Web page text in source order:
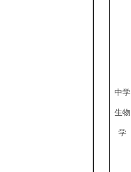
中学
生物
学